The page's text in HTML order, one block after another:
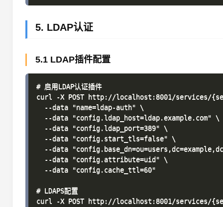
5. LDAP认证
5.1 LDAP插件配置
# 启用LDAP认证插件
curl -X POST http://localhost:8001/services/
  --data "name=ldap-auth" \
  --data "config.ldap_host=ldap.example.com" \
  --data "config.ldap_port=389" \
  --data "config.start_tls=false" \
--data
  --data "config.attribute=uid" \
  --data "config.cache_ttl=60"
# LDAPS配置
curl -X POST http://localhost:8001/services/